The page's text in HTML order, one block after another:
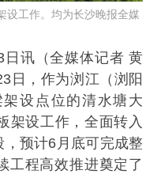
设工作。均为长沙晚报全媒
讯（全媒体记者 黄
日，作为浏江（浏阳
设点位的清水塘大
架设工作，全面转入
预计6月底可完成整
工程高效推进奠定了